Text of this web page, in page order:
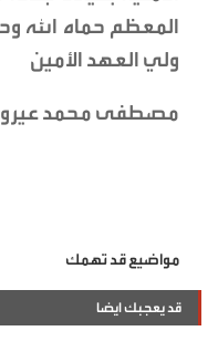
المعظم حماه الله
ولي العهد الأمين
مصطفى محمد
مواضيع قد تهمك
قد يعجبك ايضا